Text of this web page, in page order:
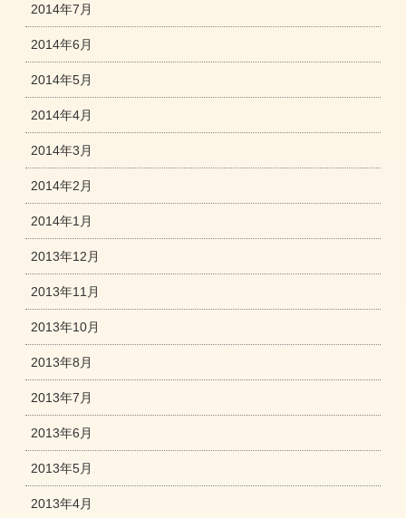
2014年7月
2014年6月
2014年5月
2014年4月
2014年3月
2014年2月
2014年1月
2013年12月
2013年11月
2013年10月
2013年8月
2013年7月
2013年6月
2013年5月
2013年4月